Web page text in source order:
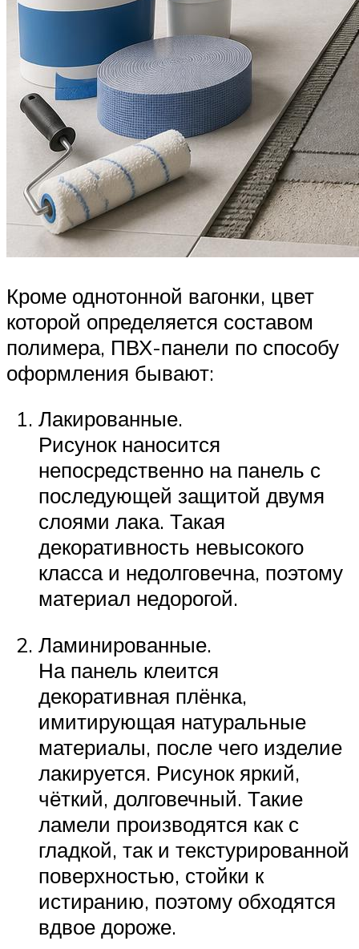
Кроме однотонной вагонки, цвет
которой определяется составом
полимера, ПВХ-панели по способу
оформления бывают:
Лакированные.
Рисунок наносится
непосредственно на панель с
последующей защитой двумя
слоями лака. Такая
декоративность невысокого
класса и недолговечна, поэтому
материал недорогой.
Ламинированные.
На панель клеится
декоративная плёнка,
имитирующая натуральные
материалы, после чего изделие
лакируется. Рисунок яркий,
чёткий, долговечный. Такие
ламели производятся как с
гладкой, так и текстурированной
поверхностью, стойки к
истиранию, поэтому обходятся
вдвое дороже.